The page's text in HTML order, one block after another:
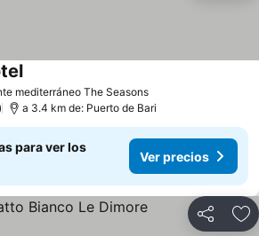
mediterráneo The Seasons
a 3.4 km de: Puerto de Bari
para ver los
Ver precios
Compartir